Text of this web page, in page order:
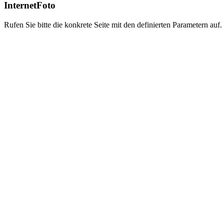
InternetFoto
Rufen Sie bitte die konkrete Seite mit den definierten Parametern auf.